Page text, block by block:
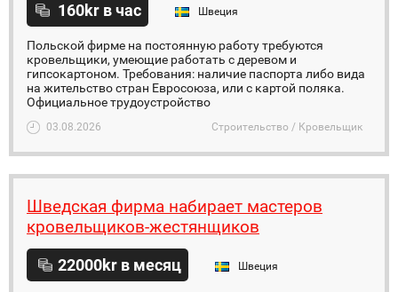
160kr в час Швеция
Польской фирме на постоянную работу требуются
кровельщики, умеющие работать с деревом и
гипсокартоном. Требования: наличие паспорта либо вида
на жительство стран Евросоюза, или с картой поляка.
Официальное трудоустройство
03.08.2026 Строительство / Кровельщик
Шведская фирма набирает мастеров
кровельщиков-жестянщиков
22000kr в месяц Швеция